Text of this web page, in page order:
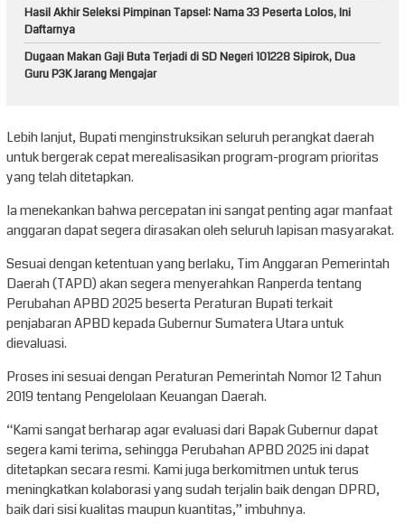
Hasil Akhir Seleksi Pimpinan Tapsel: Nama 33 Peserta Lolos, Ini
Daftarnya
Dugaan Makan Gaji Buta Terjadi di SD Negeri 101228 Sipirok, Dua
Guru P3K Jarang Mengajar
Lebih lanjut, Bupati menginstruksikan seluruh perangkat daerah
untuk bergerak cepat merealisasikan program-program prioritas
yang telah ditetapkan.
Ia menekankan bahwa percepatan ini sangat penting agar manfaat
anggaran dapat segera dirasakan oleh seluruh lapisan masyarakat.
Sesuai dengan ketentuan yang berlaku, Tim Anggaran Pemerintah
Daerah (TAPD) akan segera menyerahkan Ranperda tentang
Perubahan APBD 2025 beserta Peraturan Bupati terkait
penjabaran APBD kepada Gubernur Sumatera Utara untuk
dievaluasi.
Proses ini sesuai dengan Peraturan Pemerintah Nomor 12 Tahun
2019 tentang Pengelolaan Keuangan Daerah.
“Kami sangat berharap agar evaluasi dari Bapak Gubernur dapat
segera kami terima, sehingga Perubahan APBD 2025 ini dapat
ditetapkan secara resmi. Kami juga berkomitmen untuk terus
meningkatkan kolaborasi yang sudah terjalin baik dengan DPRD,
baik dari sisi kualitas maupun kuantitas,” imbuhnya.